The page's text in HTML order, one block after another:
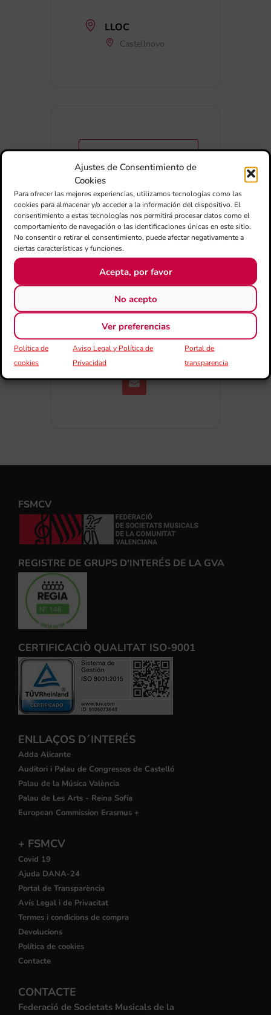
Ajustes de Consentimiento de
Cookies
Para ofrecer las mejores experiencias, utilizamos tecnologías como las
cookies para almacenar y/o acceder a la información del dispositivo. El
consentimiento a estas tecnologías nos permitirá procesar datos como el
comportamiento de navegación o las identificaciones únicas en este sitio.
No consentir o retirar el consentimiento, puede afectar negativamente a
ciertas características y funciones.
Acepta, por favor
No acepto
Ver preferencias
Política de
cookies
Aviso Legal y Política de
Privacidad
Portal de
transparencia
LLOC
Castellnovo
+ Afegir a Google Calendar
COMPARTIR
ESDEVENIMENT
FSMCV
REGISTRE DE GRUPS D'INTERÉS DE LA GVA
CERTIFICACIÒ QUALITAT ISO-9001
ENLLAÇOS D´INTERÉS
Adda Alicante
Auditori i Palau de Congressos de Castelló
Palau de la Música València
Palau de Les Arts - Reina Sofía
European Commission Erasmus +
+ FSMCV
Covid 19
Ajuda DANA-24
Portal de Transparència
Avís Legal i de Privacitat
Termes i condicions de compra
Devolucions
Política de cookies
Contacte
CONTACTE
Federació de Societats Musicals de la